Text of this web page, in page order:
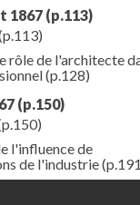
1867 (p.113)
rôle de l'architecte
(p.128)
(p.150)
l'influence de
de l'industrie